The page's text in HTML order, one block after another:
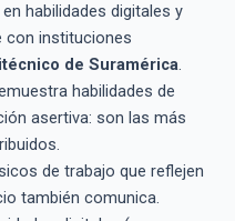
habilidades digitales y
con instituciones
de Suramérica.
habilidades de
asertiva: son las más
de trabajo que reflejen
también comunica.